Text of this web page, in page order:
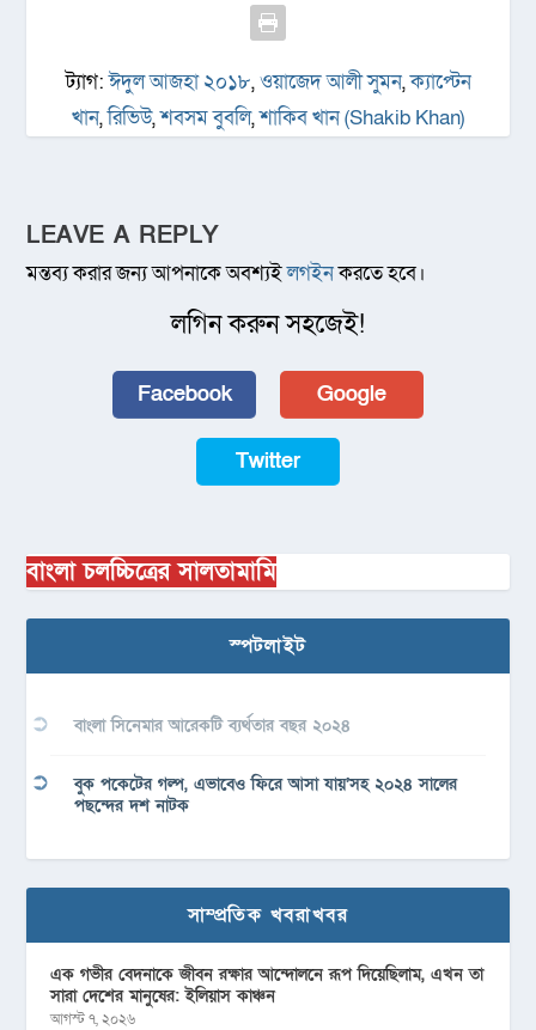
ট্যাগ:ঈদুল আজহা ২০১৮,ওয়াজেদ আলী সুমন,ক্যাপ্টেন
খান,রিভিউ,শবসম বুবলি,শাকিব খান (Shakib Khan)
LEAVE A REPLY
মন্তব্য করার জন্য আপনাকে অবশ্যইলগইনকরতে হবে।
লগিন করুন সহজেই!
Facebook Google
Twitter
বাংলা চলচ্চিত্রের সালতামামি
স্পটলাইট
বাংলা সিনেমার আরেকটি ব্যর্থতার বছর ২০২৪
বুক পকেটের গল্প, এভাবেও ফিরে আসা যায়’সহ ২০২৪ সালের
পছন্দের দশ নাটক
সাম্প্রতিক খবরাখবর
এক গভীর বেদনাকে জীবন রক্ষার আন্দোলনে রূপ দিয়েছিলাম, এখন তা
সারা দেশের মানুষের: ইলিয়াস কাঞ্চন
আগস্ট ৭, ২০২৬